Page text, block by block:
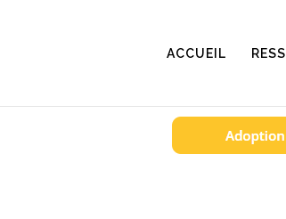
ACCUEIL